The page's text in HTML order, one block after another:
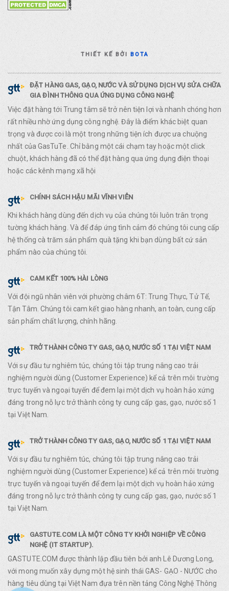
THIẾT KẾ BỞIBOTA
ĐẶT HÀNG GAS, GẠO, NƯỚC VÀ SỬ DỤNG DỊCH VỤ SỬA CHỮA
GIA ĐÌNH THÔNG QUA ỨNG DỤNG CÔNG NGHỆ
Việc đặt hàng tới Trung tâm sẽ trở nên tiện lợi và nhanh chóng hơn
rất nhiều nhờ ứng dụng công nghệ. Đây là điểm khác biệt quan
trọng và được coi là một trong những tiện ích được ưa chuộng
nhất của GasTuTe. Chỉ bằng một cái chạm tay hoặc một click
chuột, khách hàng đã có thể đặt hàng qua ứng dụng điện thoại
hoặc các kênh mạng xã hội
CHÍNH SÁCH HẬU MÃI VĨNH VIỄN
Khi khách hàng dùng đến dịch vụ của chúng tôi luôn trân trọng
tường khách hàng. Và để đáp ứng tình cảm đó chúng tôi cung cấp
hệ thống cà trăm sản phẩm quà tặng khi bạn dùng bất cứ sản
phẩm nào của chúng tôi.
CAM KẾT 100% HÀI LÒNG
Với đội ngũ nhân viên với phường châm 6T: Trung Thực, Tử Tế,
Tận Tâm. Chúng tôi cam kết giao hàng nhanh, an toàn, cung cấp
sản phẩm chất lượng, chính hãng.
TRỞ THÀNH CÔNG TY GAS, GẠO, NƯỚC SỐ 1 TẠI VIỆT NAM
Với sự đầu tư nghiêm túc, chúng tôi tập trung nâng cao trải
nghiệm người dùng (Customer Experience) kể cả trên môi trường
trực tuyến và ngoại tuyến để đem lại một dịch vụ hoàn hảo xứng
đáng trong nỗ lực trở thành công ty cung cấp gas, gạo, nước số 1
tại Việt Nam.
TRỞ THÀNH CÔNG TY GAS, GẠO, NƯỚC SỐ 1 TẠI VIỆT NAM
Với sự đầu tư nghiêm túc, chúng tôi tập trung nâng cao trải
nghiệm người dùng (Customer Experience) kể cả trên môi trường
trực tuyến và ngoại tuyến để đem lại một dịch vụ hoàn hảo xứng
đáng trong nỗ lực trở thành công ty cung cấp gas, gạo, nước số 1
tại Việt Nam.
GASTUTE.COM LÀ MỘT CÔNG TY KHỞI NGHIỆP VỀ CÔNG
NGHỆ (IT STARTUP).
GASTUTE.COM được thành lập đầu tiên bởi anh Lê Dương Long,
với mong muốn xây dựng một hệ sinh thái GAS- GẠO - NƯỚC cho
hàng tiêu dùng tại Việt Nam đựa trên nền tảng Công Nghệ Thông